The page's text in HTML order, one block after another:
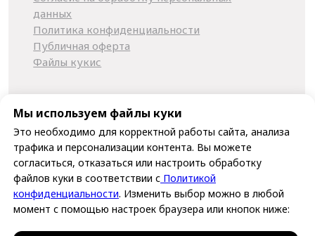
Мы используем файлы куки
Это необходимо для корректной работы сайта, анализа
трафика и персонализации контента. Вы можете
согласиться, отказаться или настроить обработку
файлов куки в соответствии с Политикой
конфиденциальности. Изменить выбор можно в любой
момент с помощью настроек браузера или кнопок ниже: